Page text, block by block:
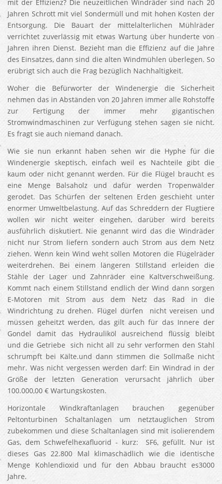
mit der Effizienz? Die neuzeitlichen Windräder sind nach 20
Jahren Schrott mit viel Sondermüll und mit hohen Kosten der
Entsorgung. Die Bauart der mittelalterlichen Mühlräder
verrichtet zuverlässig mit etwas Wartung über hunderte von
Jahren ihren Dienst. Bezieht man die Effizienz auf die Jahre
des Einsatzes, dann sind die alten Windmühlen überlegen. So
erübrigt sich auch die Frag bezüglich Nachhaltigkeit.
Woher die Befürworter der Windenergie die Sicherheit
nehmen das in Abständen von 20 Jahren immer alle Rohstoffe
zur Fertigung der immer mehr gigantischen
Stromwindmaschinen zur Verfügung stehen sagen sie nicht.
Es fragt sie auch niemand danach.
Wie sie nun erkannt haben sehen wir die Hyphe für die
Windenergie skeptisch, einfach weil es Nachteile gibt die
kaum oder nicht genannt werden. Für die Flügel braucht es
eine Menge Balsaholz und dafür werden Tropenwälder
gerodet. Das Schürfen der seltenen Erden geschieht unter
enormer Umweltbelastung. Auf das Schreddern der Flugtiere
wollen wir nicht weiter eingehen, darüber wird bereits
ausführlich diskutiert. Nie genannt wird das die Windräder
nicht nur Strom liefern sondern auch Strom aus dem Netz
ziehen. Wenn kein Wind weht sollen Motoren die Flügelräder
weiterdrehen. Bei einem längeren Stillstand erleiden die
Stähle der Lager und Zahnräder eine Kaltverschweißung.
Kommt nach einem Stillstand endlich der Wind dann sorgen
E-Motoren mit Strom aus dem Netz das Rad in die
Windrichtung zu drehen. Flügel dürfen nicht vereisen und
müssen geheitzt werden, das gilt auch für das Innere der
Gondel damit das Hydrauliköl ausreichend flüssig bleibt
und die Getriebe sich nicht all zu sehr verformen den Stahl
schrumpft bei Kälte.und dann stimmen die Sollmaße nicht
mehr. Was nicht vergessen werden darf: Ein Windrad in der
Größe der letzten Generation verursacht jährlich über
100.000,00 € Wartungskosten.
Horizontale Windkraftanlagen brauchen gegenüber
Peltonturbinen Schaltanlagen um netztauglichen Strom
zubekommen und diese Schaltanlagen sind mit isolierendem
Gas, dem Schwefelhexafluorid - kurz: SF6, gefüllt. Nur ist
dieses Gas 22.800 Mal klimaschädlich wie die identische
Menge Kohlendioxid und für den Abbau braucht es3000
Jahre.